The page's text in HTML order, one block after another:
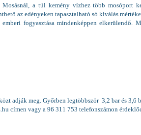
a túl kemény vízhez több mosóport
az edényeken tapasztalható só kiválás
fogyasztása mindenképpen
adják meg. Győrben legtöbbször 3,2 bar és 3,6
címen vagy a 96 311 753 telefonszámon